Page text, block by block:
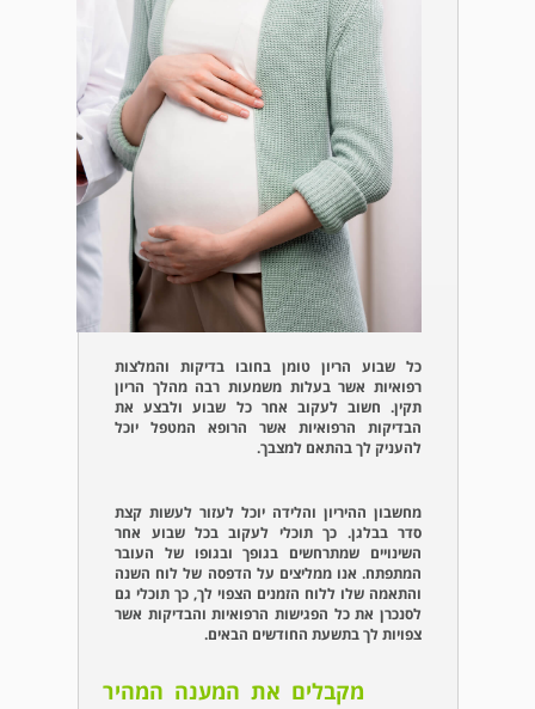
כל שבוע הריון טומן בחובו בדיקות והמלצות
רפואיות אשר בעלות משמעות רבה מהלך הריון
תקין. חשוב לעקוב אחר כל שבוע ולבצע את
הבדיקות הרפואיות אשר הרופא המטפל יוכל
להעניק לך בהתאם למצבך.
מחשבון ההיריון והלידה יוכל לעזור לעשות קצת
סדר בבלגן. כך תוכלי לעקוב בכל שבוע אחר
השינויים שמתרחשים בגופך ובגופו של העובר
המתפתח. אנו ממליצים על הדפסה של לוח השנה
והתאמה שלו ללוח הזמנים הצפוי לך, כך תוכלי גם
לסנכרן את כל הפגישות הרפואיות והבדיקות אשר
צפויות לך בתשעת החודשים הבאים.
מקבלים את המענה המהיר